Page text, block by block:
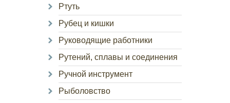
Ртуть
Рубец и кишки
Руководящие работники
Рутений, сплавы и соединения
Ручной инструмент
Рыболовство